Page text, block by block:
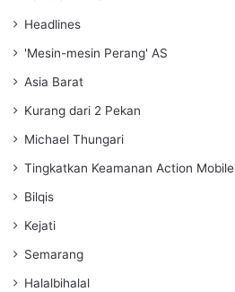
Headlines
'Mesin-mesin Perang' AS
Asia Barat
Kurang dari 2 Pekan
Michael Thungari
Tingkatkan Keamanan Action Mobile
Bilqis
Kejati
Semarang
Halalbihalal